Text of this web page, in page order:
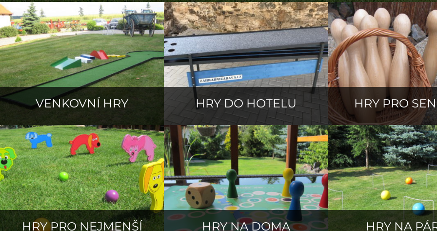
VENKOVNÍ HRY HRY DO HOTELU HRY PRO
HRY PRO NEJMENŠÍ HRY NA DOMA HRY NA